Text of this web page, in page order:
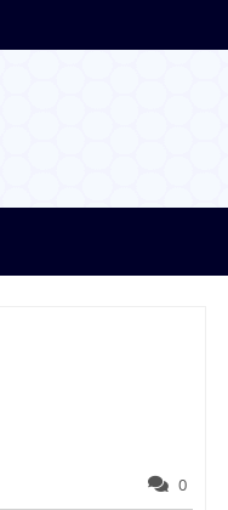
0